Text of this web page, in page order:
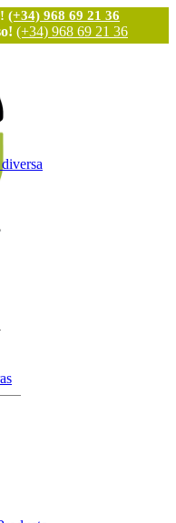
(+34) 968 69 21 36
(+34) 968 69 21 36